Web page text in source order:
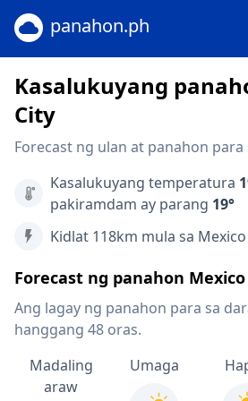
panahon.ph
Kasalukuyang
City
Forecast ng ulan at panahon para
Kasalukuyang temperatura
pakiramdam ay parang 19°
Kidlat 118km mula sa
Forecast ng panahon
Ang lagay ng panahon para sa
hanggang 48 oras.
Madaling
araw
Umaga